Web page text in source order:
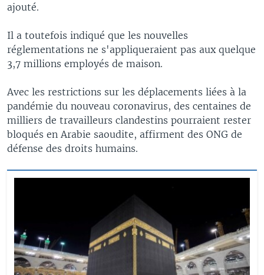
ajouté.
Il a toutefois indiqué que les nouvelles
réglementations ne s'appliqueraient pas aux quelque
3,7 millions employés de maison.
Avec les restrictions sur les déplacements liées à la
pandémie du nouveau coronavirus, des centaines de
milliers de travailleurs clandestins pourraient rester
bloqués en Arabie saoudite, affirment des ONG de
défense des droits humains.